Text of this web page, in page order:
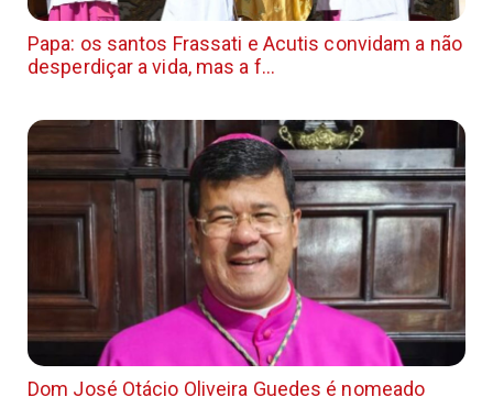
Papa: os santos Frassati e Acutis convidam a não
desperdiçar a vida, mas a f...
Dom José Otácio Oliveira Guedes é nomeado